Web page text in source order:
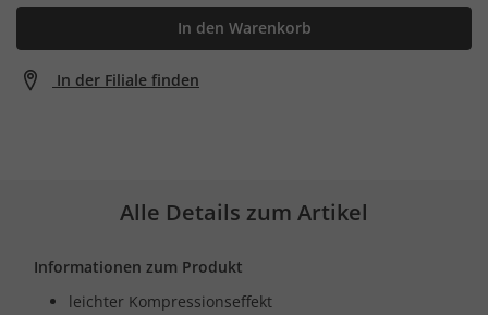
In den Warenkorb
In der Filiale finden
Alle Details zum Artikel
Informationen zum Produkt
leichter Kompressionseffekt